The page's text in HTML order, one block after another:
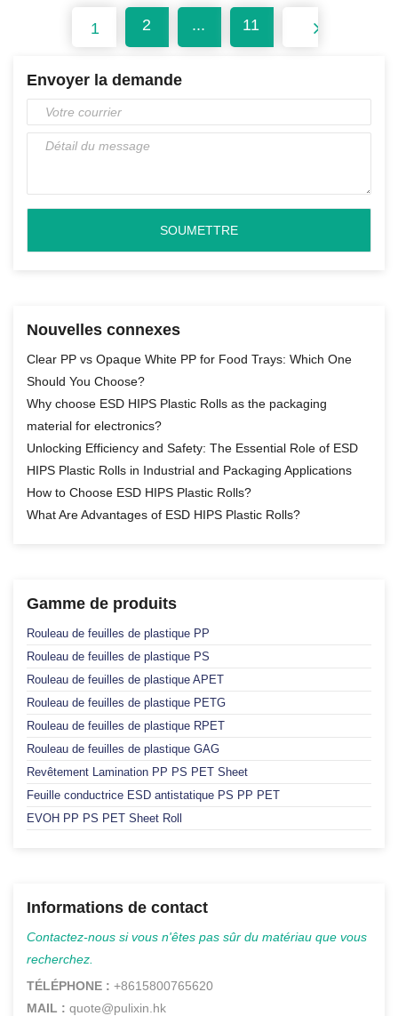
1 2 ... 11 Suivant
Envoyer la demande
Nouvelles connexes
Clear PP vs Opaque White PP for Food Trays: Which One
Should You Choose?
Why choose ESD HIPS Plastic Rolls as the packaging
material for electronics?
Unlocking Efficiency and Safety: The Essential Role of ESD
HIPS Plastic Rolls in Industrial and Packaging Applications
How to Choose ESD HIPS Plastic Rolls?
What Are Advantages of ESD HIPS Plastic Rolls?
Gamme de produits
Rouleau de feuilles de plastique PP
Rouleau de feuilles de plastique PS
Rouleau de feuilles de plastique APET
Rouleau de feuilles de plastique PETG
Rouleau de feuilles de plastique RPET
Rouleau de feuilles de plastique GAG
Revêtement Lamination PP PS PET Sheet
Feuille conductrice ESD antistatique PS PP PET
EVOH PP PS PET Sheet Roll
Informations de contact
Contactez-nous si vous n'êtes pas sûr du matériau que vous
recherchez.
TÉLÉPHONE : +8615800765620
MAIL : quote@pulixin.hk